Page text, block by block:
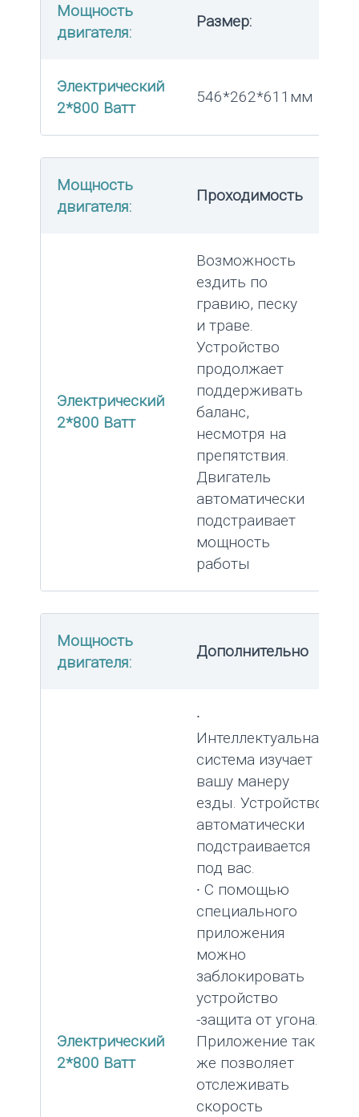
Мощность
двигателя:
Размер:
Электрический
2*800 Ватт
546*262*611мм
Мощность
двигателя:
Проходимость
Электрический
2*800 Ватт
Возможность
ездить по
гравию, песку
и траве.
Устройство
продолжает
поддерживать
баланс,
несмотря на
препятствия.
Двигатель
автоматически
подстраивает
мощность
работы
Мощность
двигателя:
Дополнительно
Электрический
2*800 Ватт
∙
Интеллектуальная
система изучает
вашу манеру
езды. Устройство
автоматически
подстраивается
под вас.
∙ С помощью
специального
приложения
можно
заблокировать
устройство
-защита от угона.
Приложение так
же позволяет
отслеживать
скорость